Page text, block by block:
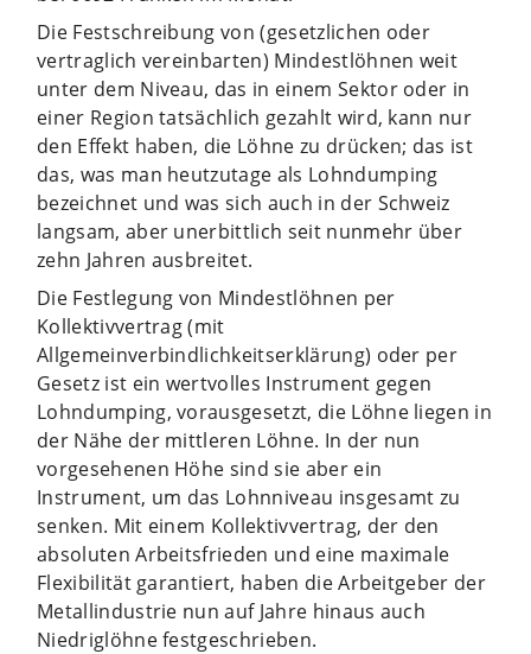
Die Festschreibung von (gesetzlichen oder
vertraglich vereinbarten) Mindestlöhnen weit
unter dem Niveau, das in einem Sektor oder in
einer Region tatsächlich gezahlt wird, kann nur
den Effekt haben, die Löhne zu drücken; das ist
das, was man heutzutage als Lohndumping
bezeichnet und was sich auch in der Schweiz
langsam, aber unerbittlich seit nunmehr über
zehn Jahren ausbreitet.
Die Festlegung von Mindestlöhnen per
Kollektivvertrag (mit
Allgemeinverbindlichkeitserklärung) oder per
Gesetz ist ein wertvolles Instrument gegen
Lohndumping, vorausgesetzt, die Löhne liegen in
der Nähe der mittleren Löhne. In der nun
vorgesehenen Höhe sind sie aber ein
Instrument, um das Lohnniveau insgesamt zu
senken. Mit einem Kollektivvertrag, der den
absoluten Arbeitsfrieden und eine maximale
Flexibilität garantiert, haben die Arbeitgeber der
Metallindustrie nun auf Jahre hinaus auch
Niedriglöhne festgeschrieben.